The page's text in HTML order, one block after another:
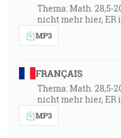
Thema: Math. 28,5-
nicht mehr hier, ER
MP3
FRANÇAIS
Thema: Math. 28,5-
nicht mehr hier, ER
MP3